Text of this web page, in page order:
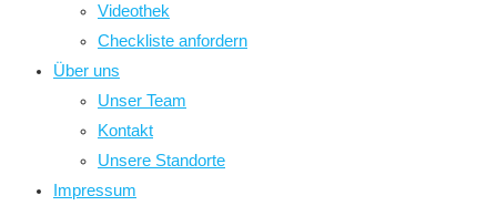
Videothek
Checkliste anfordern
Über uns
Unser Team
Kontakt
Unsere Standorte
Impressum